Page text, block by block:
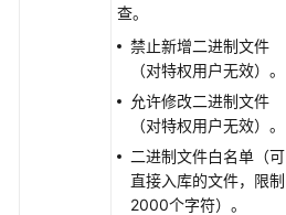
查。
禁止新增二进制文件
（对特权用户无效）。
允许修改二进制文件
（对特权用户无效）。
二进制文件白名单（可
直接入库的文件，限制
2000个字符）。